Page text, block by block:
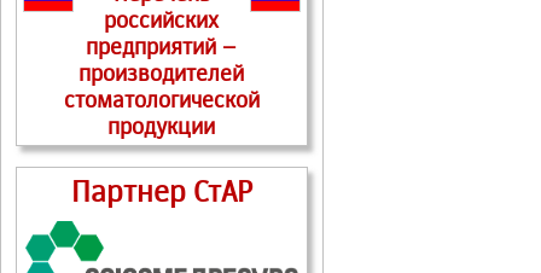
российских
предприятий –
производителей
стоматологической
продукции
Партнер СтАР